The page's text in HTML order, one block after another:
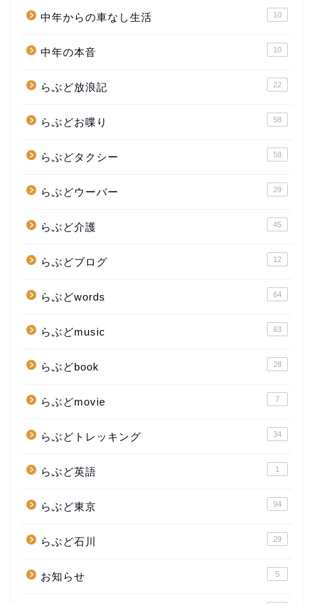
中年からの車なし生活 10
中年の本音 10
らぶど放浪記 22
らぶどお喋り 58
らぶどタクシー 58
らぶどウーバー 29
らぶど介護 45
らぶどブログ 12
らぶどwords 64
らぶどmusic 63
らぶどbook 28
らぶどmovie 7
らぶどトレッキング 34
らぶど英語 1
らぶど東京 94
らぶど石川 29
お知らせ 5